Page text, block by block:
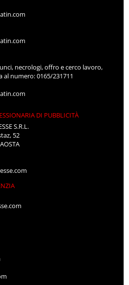
necrologi, offro e cerco lavoro,
numero: 0165/231711
DI PUBBLICITÀ
S.R.L.
52